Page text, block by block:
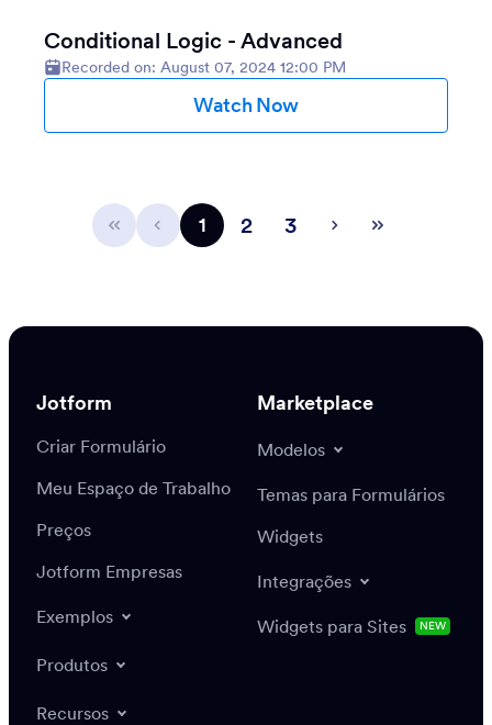
Conditional Logic - Advanced
Recorded on: August 07, 2024 12:00 PM
Watch Now
1 2 3
Jotform
Criar Formulário
Meu Espaço de Trabalho
Preços
Jotform Empresas
Exemplos
Produtos
Recursos
Marketplace
Modelos
Temas para Formulários
Widgets
Integrações
Widgets para Sites NEW